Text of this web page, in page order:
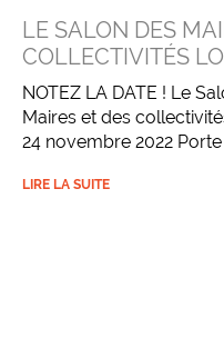
LE SALON DES
COLLECTIVITÉS
NOTEZ LA DATE ! Le
Maires et des
24 novembre 2022 Porte
LIRE LA SUITE